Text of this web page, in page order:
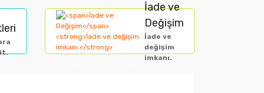
İade ve
Değişim
İade ve
değişim
imkanı.